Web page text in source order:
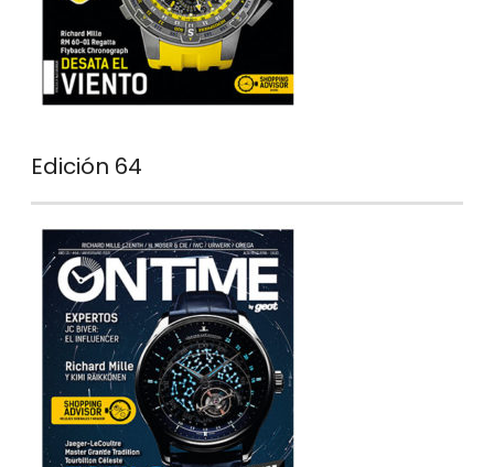
Edición 64